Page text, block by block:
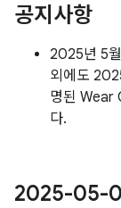
공지사항
2025년 5
외에도
명된 Wear
다.
2025-05-